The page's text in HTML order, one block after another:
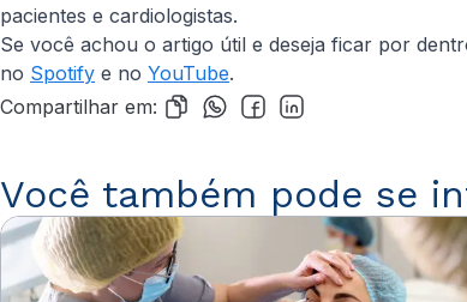
pacientes e cardiologistas.
Se você achou o artigo útil e deseja ficar por
no Spotify e no YouTube.
Compartilhar em:
Você também pode se